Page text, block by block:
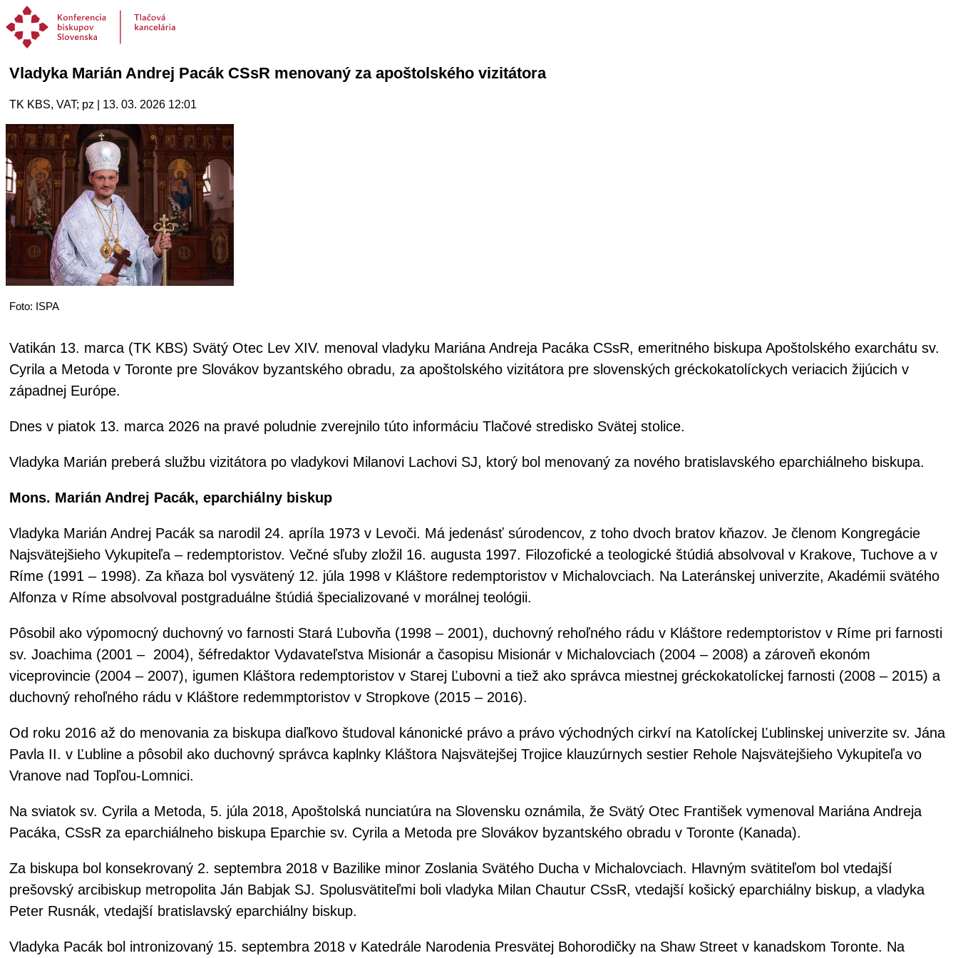
Vladyka Marián Andrej Pacák CSsR menovaný za apoštolského vizitátora
TK KBS, VAT; pz | 13. 03. 2026 12:01
Foto: ISPA
Vatikán 13. marca (TK KBS) Svätý Otec Lev XIV. menoval vladyku Mariána Andreja Pacáka CSsR, emeritného biskupa Apoštolského exarchátu sv.
Cyrila a Metoda v Toronte pre Slovákov byzantského obradu, za apoštolského vizitátora pre slovenských gréckokatolíckych veriacich žijúcich v
západnej Európe.
Dnes v piatok 13. marca 2026 na pravé poludnie zverejnilo túto informáciu Tlačové stredisko Svätej stolice.
Vladyka Marián preberá službu vizitátora po vladykovi Milanovi Lachovi SJ, ktorý bol menovaný za nového bratislavského eparchiálneho biskupa.
Mons. Marián Andrej Pacák, eparchiálny biskup
Vladyka Marián Andrej Pacák sa narodil 24. apríla 1973 v Levoči. Má jedenásť súrodencov, z toho dvoch bratov kňazov. Je členom Kongregácie
Najsvätejšieho Vykupiteľa – redemptoristov. Večné sľuby zložil 16. augusta 1997. Filozofické a teologické štúdiá absolvoval v Krakove, Tuchove a v
Ríme (1991 – 1998). Za kňaza bol vysvätený 12. júla 1998 v Kláštore redemptoristov v Michalovciach. Na Lateránskej univerzite, Akadémii svätého
Alfonza v Ríme absolvoval postgraduálne štúdiá špecializované v morálnej teológii.
Pôsobil ako výpomocný duchovný vo farnosti Stará Ľubovňa (1998 – 2001), duchovný rehoľného rádu v Kláštore redemptoristov v Ríme pri farnosti
sv. Joachima (2001 – 2004), šéfredaktor Vydavateľstva Misionár a časopisu Misionár v Michalovciach (2004 – 2008) a zároveň ekonóm
viceprovincie (2004 – 2007), igumen Kláštora redemptoristov v Starej Ľubovni a tiež ako správca miestnej gréckokatolíckej farnosti (2008 – 2015) a
duchovný rehoľného rádu v Kláštore redemmptoristov v Stropkove (2015 – 2016).
Od roku 2016 až do menovania za biskupa diaľkovo študoval kánonické právo a právo východných cirkví na Katolíckej Ľublinskej univerzite sv. Jána
Pavla II. v Ľubline a pôsobil ako duchovný správca kaplnky Kláštora Najsvätejšej Trojice klauzúrnych sestier Rehole Najsvätejšieho Vykupiteľa vo
Vranove nad Topľou-Lomnici.
Na sviatok sv. Cyrila a Metoda, 5. júla 2018, Apoštolská nunciatúra na Slovensku oznámila, že Svätý Otec František vymenoval Mariána Andreja
Pacáka, CSsR za eparchiálneho biskupa Eparchie sv. Cyrila a Metoda pre Slovákov byzantského obradu v Toronte (Kanada).
Za biskupa bol konsekrovaný 2. septembra 2018 v Bazilike minor Zoslania Svätého Ducha v Michalovciach. Hlavným svätiteľom bol vtedajší
prešovský arcibiskup metropolita Ján Babjak SJ. Spolusvätiteľmi boli vladyka Milan Chautur CSsR, vtedajší košický eparchiálny biskup, a vladyka
Peter Rusnák, vtedajší bratislavský eparchiálny biskup.
Vladyka Pacák bol intronizovaný 15. septembra 2018 v Katedrále Narodenia Presvätej Bohorodičky na Shaw Street v kanadskom Toronte. Na